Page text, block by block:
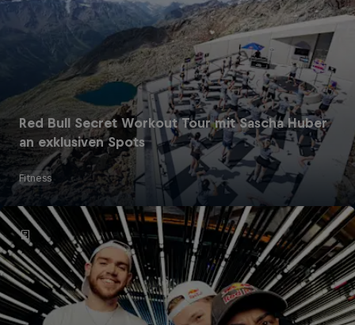
Red Bull Secret Workout Tour mit Sascha Huber
an exklusiven Spots
Fitness